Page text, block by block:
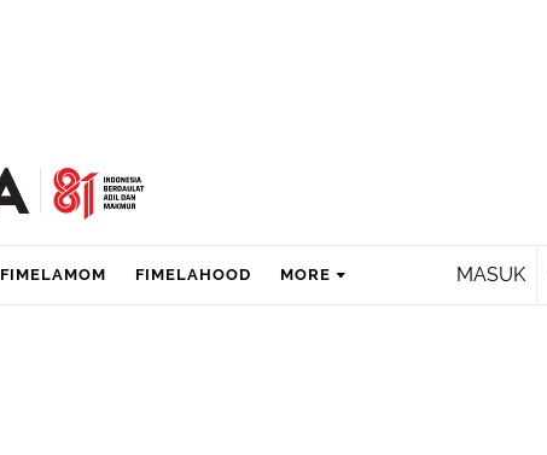
MASUK
FIMELAMOM FIMELAHOOD MORE